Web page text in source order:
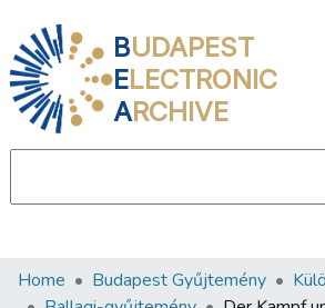
BUDAPEST
ELECTRONIC
ARCHIVE
Communities & Collections
Home Budapest Gyűjtemény